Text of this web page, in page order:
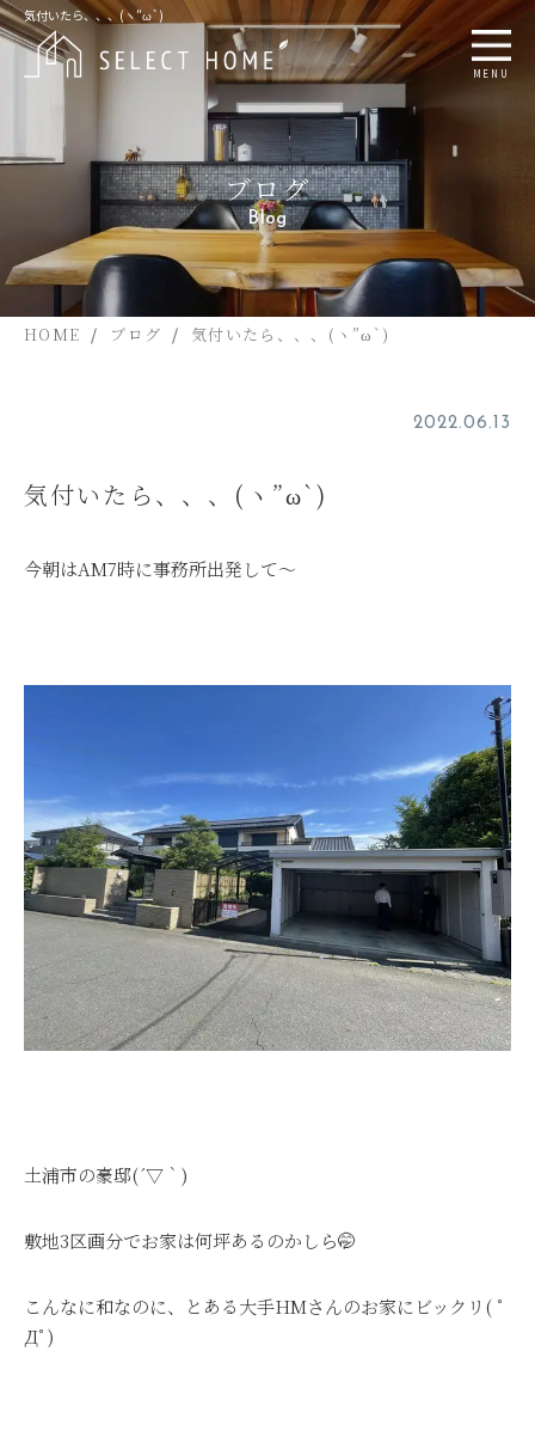
気付いたら、、、(ヽ”ω`)
MENU
ブログ
Blog
HOME ブログ 気付いたら、、、(ヽ”ω`)
2022.06.13
気付いたら、、、(ヽ”ω`)
今朝はAM7時に事務所出発して～
土浦市の豪邸(´▽｀)
敷地3区画分でお家は何坪あるのかしら🤭
こんなに和なのに、とある大手HMさんのお家にビックリ( ﾟ
Дﾟ)